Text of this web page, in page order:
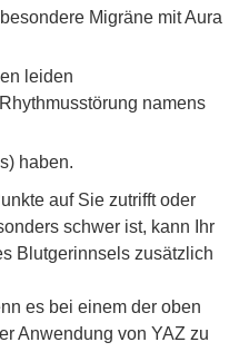
Migräne mit Aura
leiden
namens
haben.
auf Sie zutrifft oder
schwer ist, kann Ihr
Blutgerinnsels zusätzlich
es bei einem der oben
Anwendung von YAZ zu